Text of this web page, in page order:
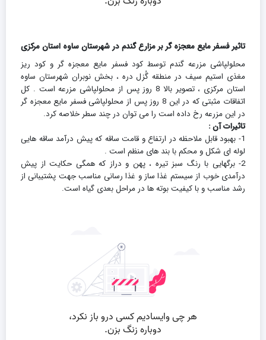
تاثیر فسفر مایع معجزه گر بر مزارع گندم در شهرستان ساوه استان مرکزی
محلولپاشی مزرعه گندم توسط کود فسفر مایع معجزه گر و کود ریز
مغذی استیم سیف در منطقه گُزل دره ، بخش نوبران شهرستان ساوه
استان مرکزی ، تصویر بالا 8 روز پس از محلولپاشی مزرعه است . کل
اتفاقات مثبتی که در این 8 روز پس از محلولپاشی فسفر مایع معجزه گر
در این مزرعه رخ داده است را می توان در چند سطر خلاصه کرد.
تاثیرات آن :
1- بهبود قابل ملاحظه در ارتفاع و قامت ساقه که پیش درآمد ساقه هایی
لوله ای شکل و محکم با بند های منظم است .
2- برگهایی با رنگ سبز تیره ، پهن و دراز که همگی حکایت از پیش
درآمدی خوب از سیستم غذا ساز و غذا رسانی مناسب جهت پشتیبانی از
رشد مناسب و با کیفیت بوته ها در مراحل بعدی گیاه است.